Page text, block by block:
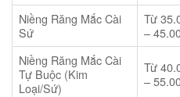
Niềng Răng Mắc Cài
Sứ
Từ
–
Niềng Răng Mắc Cài
Tự Buộc (Kim
Loại/Sứ)
Từ
–